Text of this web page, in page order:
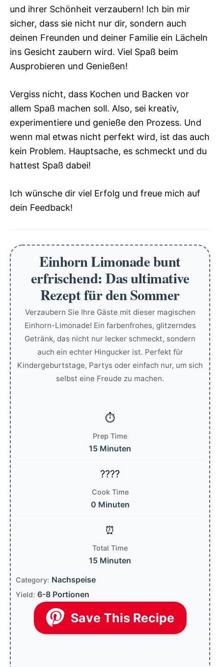
und ihrer Schönheit verzaubern! Ich bin mir
sicher, dass sie nicht nur dir, sondern auch
deinen Freunden und deiner Familie ein Lächeln
ins Gesicht zaubern wird. Viel Spaß beim
Ausprobieren und Genießen!
Vergiss nicht, dass Kochen und Backen vor
allem Spaß machen soll. Also, sei kreativ,
experimentiere und genieße den Prozess. Und
wenn mal etwas nicht perfekt wird, ist das auch
kein Problem. Hauptsache, es schmeckt und du
hattest Spaß dabei!
Ich wünsche dir viel Erfolg und freue mich auf
dein Feedback!
Einhorn Limonade bunt
erfrischend: Das ultimative
Rezept für den Sommer
Verzaubern Sie Ihre Gäste mit dieser magischen
Einhorn-Limonade! Ein farbenfrohes, glitzerndes
Getränk, das nicht nur lecker schmeckt, sondern
auch ein echter Hingucker ist. Perfekt für
Kindergeburtstage, Partys oder einfach nur, um sich
selbst eine Freude zu machen.
Prep Time
15 Minuten
Cook Time
0 Minuten
Total Time
15 Minuten
Category: Nachspeise
Yield: 6-8 Portionen
Save This Recipe